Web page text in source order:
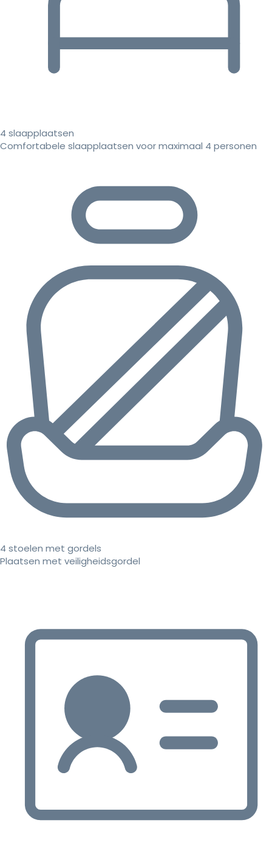
4 slaapplaatsen
Comfortabele slaapplaatsen voor maximaal 4 personen
4 stoelen met gordels
Plaatsen met veiligheidsgordel